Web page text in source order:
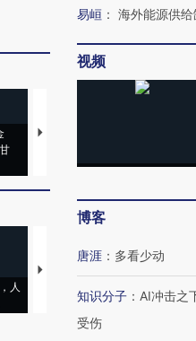
马航飞行员跨国走私7万
育
人
【推广】走进第四届链博
会，让数智科技“链”接产
【
有
易峘 ： 海外能源供
视频
博客
唐涯 ： 多看少动
知识分子 ： AI冲击之
受伤